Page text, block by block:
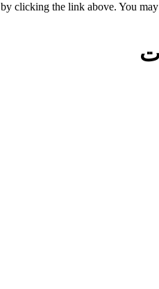
by clicking the link above. You